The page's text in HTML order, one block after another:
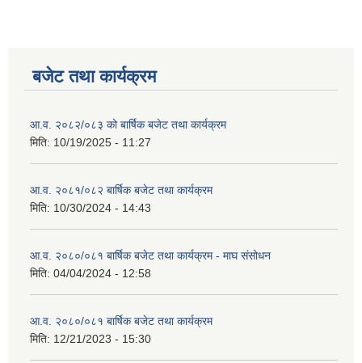
बजेट तथा कार्यक्रम
आ.व. २०८२/०८३ को बार्षिक बजेट तथा कार्यक्रम
मिति: 10/19/2025 - 11:27
आ.व. २०८१/०८२ बार्षिक बजेट तथा कार्यक्रम
मिति: 10/30/2024 - 14:43
आ.व. २०८०/०८१ बार्षिक बजेट तथा कार्यक्रम - माघ संसोधन
मिति: 04/04/2024 - 12:58
आ.व. २०८०/०८१ बार्षिक बजेट तथा कार्यक्रम
मिति: 12/21/2023 - 15:30